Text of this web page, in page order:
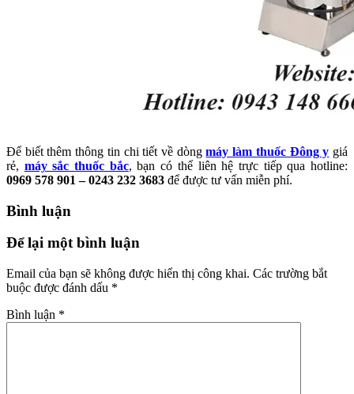
Để biết thêm thông tin chi tiết về dòngmáy làm thuốc Đông y giá
rẻ, máy sắc thuốc bắc, bạn có thể liên hệ trực tiếp qua hotline:
0969 578 901 – 0243 232 3683 để được tư vấn miễn phí.
Bình luận
Để lại một bình luận
Email của bạn sẽ không được hiển thị công khai. Các trường bắt
buộc được đánh dấu *
Bình luận *